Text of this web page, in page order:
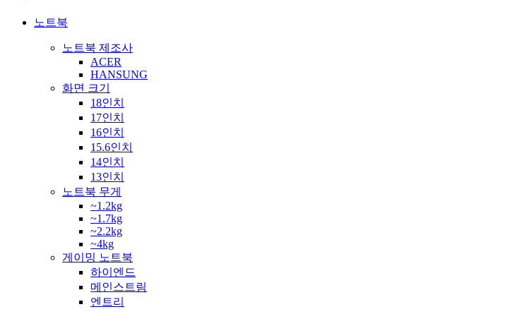
노트북
노트북 제조사
ACER
HANSUNG
화면 크기
18인치
17인치
16인치
15.6인치
14인치
13인치
노트북 무게
~1.2kg
~1.7kg
~2.2kg
~4kg
게이밍 노트북
하이엔드
메인스트림
엔트리